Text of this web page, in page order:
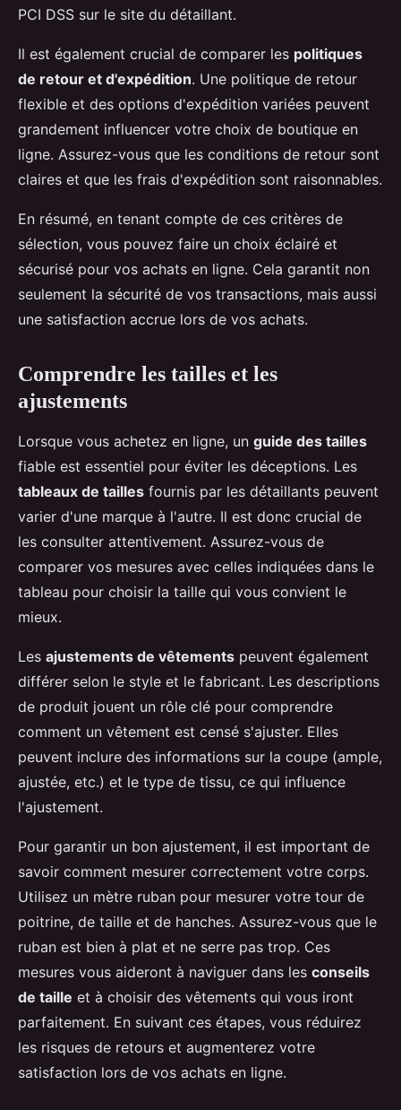
PCI DSS sur le site du détaillant.
Il est également crucial de comparer les politiques
de retour et d'expédition. Une politique de retour
flexible et des options d'expédition variées peuvent
grandement influencer votre choix de boutique en
ligne. Assurez-vous que les conditions de retour sont
claires et que les frais d'expédition sont raisonnables.
En résumé, en tenant compte de ces critères de
sélection, vous pouvez faire un choix éclairé et
sécurisé pour vos achats en ligne. Cela garantit non
seulement la sécurité de vos transactions, mais aussi
une satisfaction accrue lors de vos achats.
Comprendre les tailles et les
ajustements
Lorsque vous achetez en ligne, un guide des tailles
fiable est essentiel pour éviter les déceptions. Les
tableaux de tailles fournis par les détaillants peuvent
varier d'une marque à l'autre. Il est donc crucial de
les consulter attentivement. Assurez-vous de
comparer vos mesures avec celles indiquées dans le
tableau pour choisir la taille qui vous convient le
mieux.
Les ajustements de vêtements peuvent également
différer selon le style et le fabricant. Les descriptions
de produit jouent un rôle clé pour comprendre
comment un vêtement est censé s'ajuster. Elles
peuvent inclure des informations sur la coupe (ample,
ajustée, etc.) et le type de tissu, ce qui influence
l'ajustement.
Pour garantir un bon ajustement, il est important de
savoir comment mesurer correctement votre corps.
Utilisez un mètre ruban pour mesurer votre tour de
poitrine, de taille et de hanches. Assurez-vous que le
ruban est bien à plat et ne serre pas trop. Ces
mesures vous aideront à naviguer dans les conseils
de taille et à choisir des vêtements qui vous iront
parfaitement. En suivant ces étapes, vous réduirez
les risques de retours et augmenterez votre
satisfaction lors de vos achats en ligne.